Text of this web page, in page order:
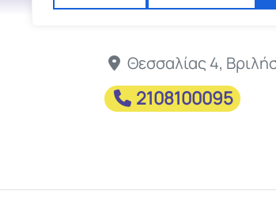
Θεσσαλίας 4,
2108100095